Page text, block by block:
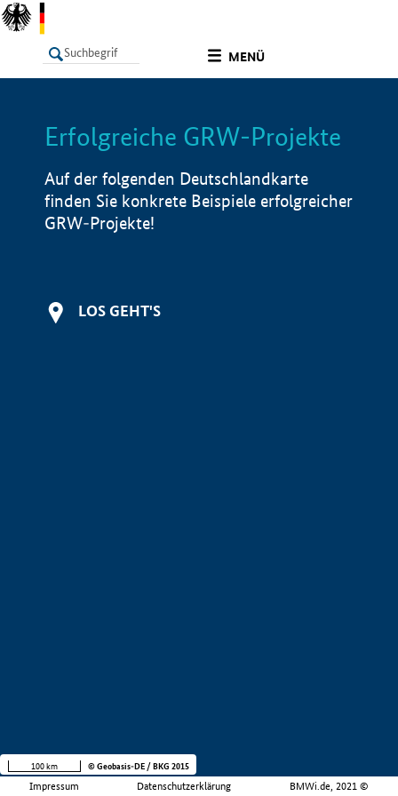
MENÜ
LISTE Info
Erfolgreiche GRW-Projekte
Auf der folgenden Deutschlandkarte
finden Sie konkrete Beispiele erfolgreicher
GRW-Projekte!
LOS GEHT'S
Impressum Datenschutzerklärung BMWi.de, 2021 ©
100 km © Geobasis-DE / BKG 2015